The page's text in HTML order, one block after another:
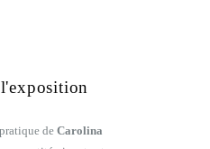
deCarolina